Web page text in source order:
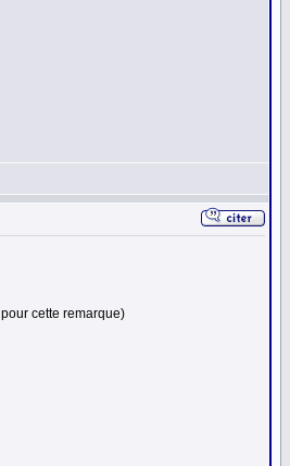
pour cette remarque)